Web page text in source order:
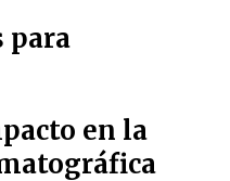
para
en la